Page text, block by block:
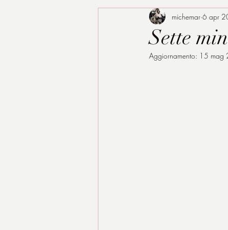
Sette
michemar 6 apr
Aggiornamento: 15 mag